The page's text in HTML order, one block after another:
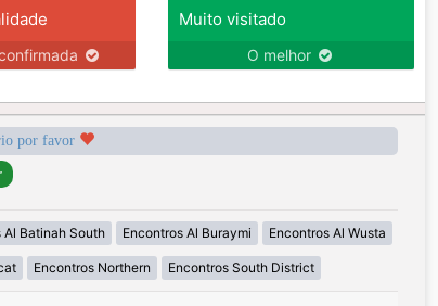
Muito visitado
O melhor
por favor
Al Batinah South Encontros Al Buraymi Encontros Al Wusta
Encontros Northern Encontros South District